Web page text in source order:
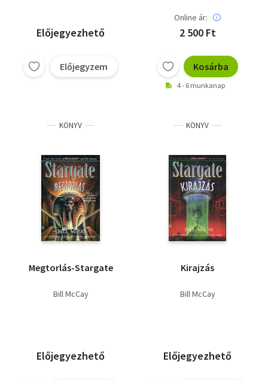
Előjegyezhető
Előjegyzem
Online ár:
2 500 Ft
Kosárba
4 - 6 munkanap
KÖNYV
Megtorlás-Stargate
Bill McCay
Előjegyezhető
KÖNYV
Kirajzás
Bill McCay
Előjegyezhető